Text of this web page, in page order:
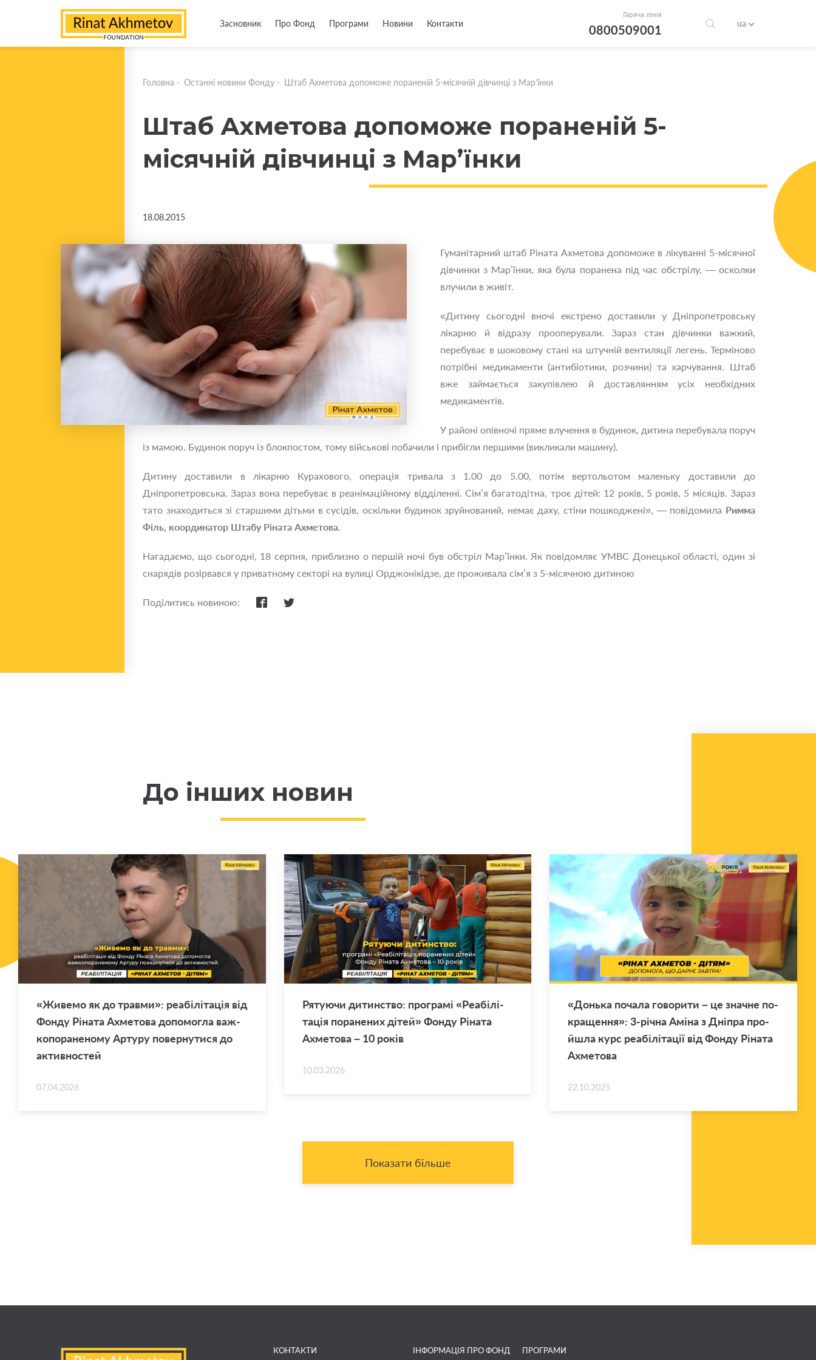
Засновник Про Фонд Програми Новини Контакти
Гаряча лінія
0800509001 ua
Головна - Останні новини Фонду - Штаб Ахметова допоможе пораненій 5-місячній дівчинці з Мар’їнки
Штаб Ахметова допоможе пораненій 5-
місячній дівчинці з Мар’їнки
18.08.2015
Гуманітарний штаб Ріната Ахметова допоможе в лікуванні 5-місячної
дівчинки з Мар’їнки, яка була поранена під час обстрілу, — осколки
влучили в живіт.
«Дитину сьогодні вночі екстрено доставили у Дніпропетровську
лікарню й відразу прооперували. Зараз стан дівчинки важкий,
перебуває в шоковому стані на штучній вентиляції легень. Терміново
потрібні медикаменти (антибіотики, розчини) та харчування. Штаб
вже займається закупівлею й доставлянням усіх необхідних
медикаментів.
У районі опівночі пряме влучення в будинок, дитина перебувала поруч
із мамою. Будинок поруч із блокпостом, тому військові побачили і прибігли першими (викликали машину).
Дитину доставили в лікарню Курахового, операція тривала з 1.00 до 5.00, потім вертольотом маленьку доставили до
Дніпропетровська. Зараз вона перебуває в реанімаційному відділенні. Сім’я багатодітна, троє дітей: 12 років, 5 років, 5 місяців. Зараз
тато знаходиться зі старшими дітьми в сусідів, оскільки будинок зруйнований, немає даху, стіни пошкоджені», — повідомила Римма
Філь, координатор Штабу Ріната Ахметова.
Нагадаємо, що сьогодні, 18 серпня, приблизно о першій ночі був обстріл Мар’їнки. Як повідомляє УМВС Донецької області, один зі
снарядів розірвався у приватному секторі на вулиці Орджонікідзе, де проживала сім’я з 5-місячною дитиною
Поділитись новиною:
До інших новин
«Жи­ве­мо як до трав­ми»: ре­а­бі­лі­та­ція від
Фонду Рі­на­та Ахме­то­ва до­по­мо­гла важ­
ко­по­ра­не­но­му Ар­ту­ру по­вер­ну­ти­ся до
актив­но­стей
07.04.2026
Ря­ту­ю­чи ди­тин­ство: про­гра­мі «Ре­а­бі­лі­
та­ція по­ра­не­них дітей» Фонду Рі­на­та
Ахме­то­ва – 10 років
10.03.2026
«Донь­ка по­ча­ла го­во­ри­ти – це зна­чне по­
кра­ще­н­ня»: 3-річна Аміна з Дні­пра про­
йшла курс ре­а­бі­лі­та­ції від Фонду Рі­на­та
Ахме­то­ва
22.10.2025
Показати більше
КОНТАКТИ ІНФОРМАЦІЯ ПРО ФОНД ПРОГРАМИ